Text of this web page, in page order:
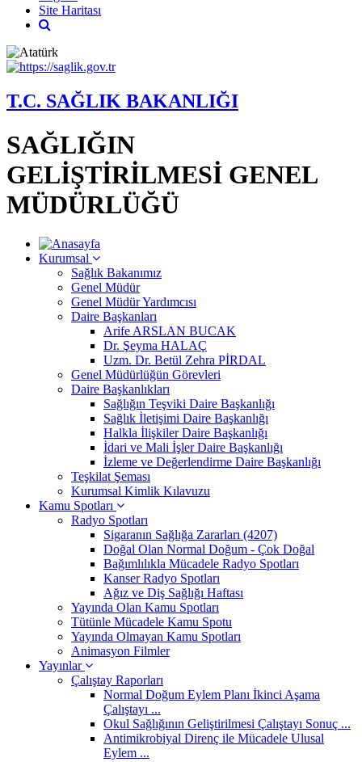
Site Haritası
T.C. SAĞLIK BAKANLIĞI
SAĞLIĞIN
GELİŞTİRİLMESİ GENEL
MÜDÜRLÜĞÜ
Kurumsal
Sağlık Bakanımız
Genel Müdür
Genel Müdür Yardımcısı
Daire Başkanları
Arife ARSLAN BUCAK
Dr. Şeyma HALAÇ
Uzm. Dr. Betül Zehra PİRDAL
Genel Müdürlüğün Görevleri
Daire Başkanlıkları
Sağlığın Teşviki Daire Başkanlığı
Sağlık İletişimi Daire Başkanlığı
Halkla İlişkiler Daire Başkanlığı
İdari ve Mali İşler Daire Başkanlığı
İzleme ve Değerlendirme Daire Başkanlığı
Teşkilat Şeması
Kurumsal Kimlik Kılavuzu
Kamu Spotları
Radyo Spotları
Sigaranın Sağlığa Zararları (4207)
Doğal Olan Normal Doğum - Çok Doğal
Bağımlılıkla Mücadele Radyo Spotları
Kanser Radyo Spotları
Ağız ve Diş Sağlığı Haftası
Yayında Olan Kamu Spotları
Tütünle Mücadele Kamu Spotu
Yayında Olmayan Kamu Spotları
Animasyon Filmler
Yayınlar
Çalıştay Raporları
Normal Doğum Eylem Planı İkinci Aşama
Çalıştayı ...
Okul Sağlığının Geliştirilmesi Çalıştayı Sonuç ...
Antimikrobiyal Direnç ile Mücadele Ulusal
Eylem ...